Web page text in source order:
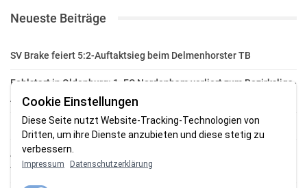
Neueste Beiträge
SV Brake feiert 5:2-Auftaktsieg beim Delmenhorster TB
Fehlstart in Oldenburg: 1. FC Nordenham verliert zum Bezirksliga-
Auftakt
Fußball in der Wesermarsch: Die Bilder vom Wochenende
Aufstieg geschafft: HSG-Unterweser-C-Jugend macht sich bereit
für die Oberliga
Cookie Einstellungen
Diese Seite nutzt Website-Tracking-Technologien von
Dritten, um ihre Dienste anzubieten und diese stetig zu
verbessern.
Impressum Datenschutzerklärung